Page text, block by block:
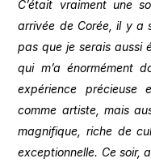
C’était vraiment une
arrivée de Corée, il y a
pas que je serais aussi
qui m’a énormément
expérience précieuse
comme artiste, mais
magnifique, riche de
exceptionnelle. Ce soir,